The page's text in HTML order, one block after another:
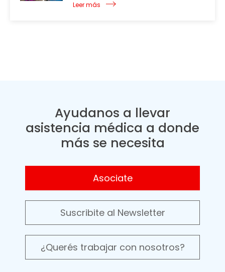
Leer más
Ayudanos a llevar
asistencia médica a donde
más se necesita
Asociate
Suscribite al Newsletter
¿Querés trabajar con nosotros?